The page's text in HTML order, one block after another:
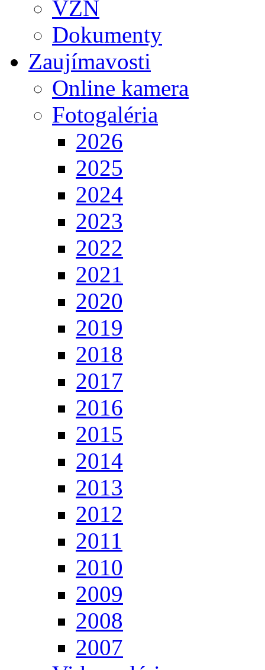
VZN
Dokumenty
Zaujímavosti
Online kamera
Fotogaléria
2026
2025
2024
2023
2022
2021
2020
2019
2018
2017
2016
2015
2014
2013
2012
2011
2010
2009
2008
2007